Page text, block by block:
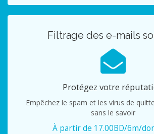
Filtrage des e-mails
Protégez votre
Empêchez le spam et les virus de
sans le savoir
À partir de 17.00BD/6m/